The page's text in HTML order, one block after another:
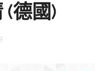
(德國)